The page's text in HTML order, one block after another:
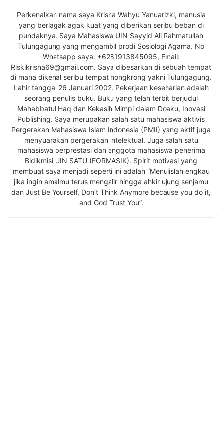
Perkenalkan nama saya Krisna Wahyu Yanuarizki, manusia
yang berlagak agak kuat yang diberikan seribu beban di
pundaknya. Saya Mahasiswa UIN Sayyid Ali Rahmatullah
Tulungagung yang mengambil prodi Sosiologi Agama. No
Whatsapp saya: +6281913845095, Email:
Riskikrisna69@gmail.com. Saya dibesarkan di sebuah tempat
di mana dikenal seribu tempat nongkrong yakni Tulungagung.
Lahir tanggal 26 Januari 2002. Pekerjaan keseharian adalah
seorang penulis buku. Buku yang telah terbit berjudul
Mahabbatul Haq dan Kekasih Mimpi dalam Doaku, Inovasi
Publishing. Saya merupakan salah satu mahasiswa aktivis
Pergerakan Mahasiswa Islam Indonesia (PMII) yang aktif juga
menyuarakan pergerakan intelektual. Juga salah satu
mahasiswa berprestasi dan anggota mahasiswa penerima
Bidikmisi UIN SATU (FORMASIK). Spirit motivasi yang
membuat saya menjadi seperti ini adalah “Menulislah engkau
jika ingin amalmu terus mengalir hingga ahkir ujung senjamu
dan Just Be Yourself, Don’t Think Anymore because you do it,
and God Trust You”.